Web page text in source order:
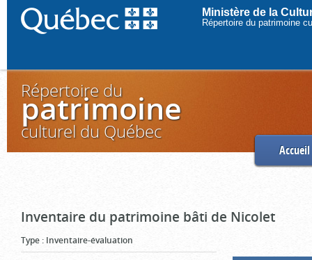
Ministère de la
Répertoire du patrimoine
Répertoire du
patrimoine
culturel du Québec
Accueil
Inventaire du patrimoine bâti de Nicolet
Type : Inventaire-évaluation